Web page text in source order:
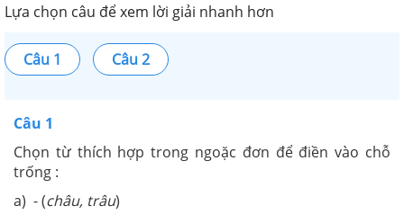
Lựa chọn câu để xem lời giải nhanh hơn
Câu 1 Câu 2
Câu 1
Chọn từ thích hợp trong ngoặc đơn để điền vào chỗ
trống :
a) - (châu, trâu)